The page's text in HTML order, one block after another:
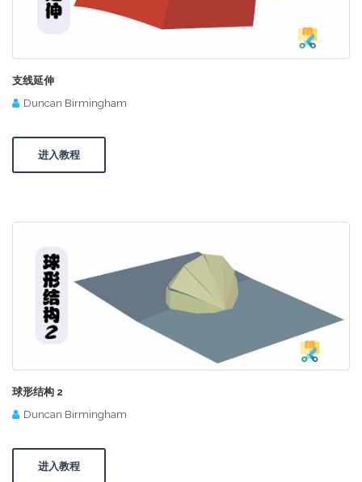
支线延伸
Duncan Birmingham
进入教程
球形结构 2
Duncan Birmingham
进入教程